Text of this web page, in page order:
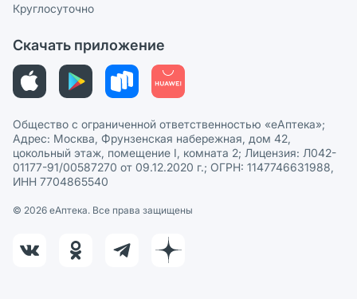
Политика рекомендаций
Этика и соответствие
Политика в отношении обработки персональных данных
Круглосуточно
Скачать приложение
Общество с ограниченной ответственностью «еАптека»;
Адрес: Москва, Фрунзенская набережная, дом 42,
цокольный этаж, помещение I, комната 2; Лицензия: Л042-
01177-91/00587270 от 09.12.2020 г.; ОГРН: 1147746631988,
ИНН 7704865540
© 2026 eАптека. Все права защищены